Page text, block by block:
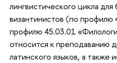
лингвистического цикла
византинистов (по
профилю 45.03.01
относится к преподаванию
латинского языков, а также